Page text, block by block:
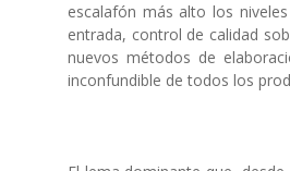
escalafón más alto los
entrada, control de calidad
nuevos métodos de
inconfundible de todos los